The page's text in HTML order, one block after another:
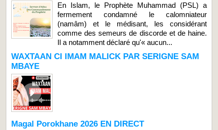
En Islam, le Prophète Muhammad (PSL) a
fermement condamné le calomniateur
(namâm) et le médisant, les considérant
comme des semeurs de discorde et de haine.
Il a notamment déclaré qu'« aucun...
WAXTAAN CI IMAM MALICK PAR SERIGNE SAM
MBAYE
Magal Porokhane 2026 EN DIRECT